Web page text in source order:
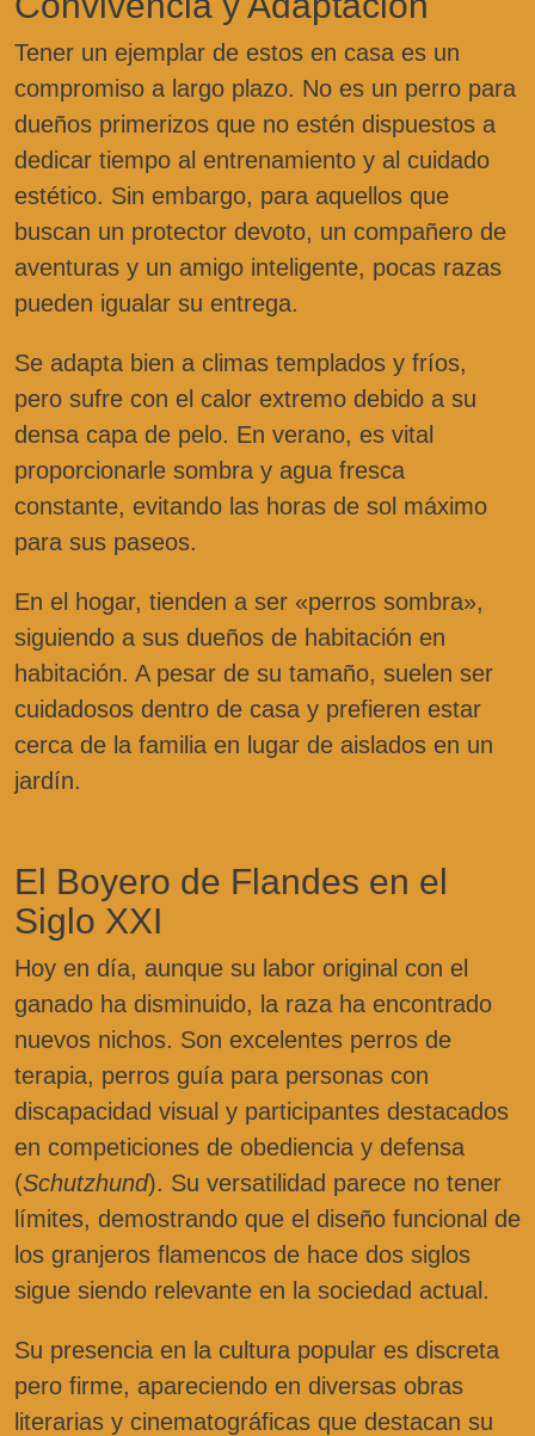
Tener un ejemplar de estos en casa es un
compromiso a largo plazo. No es un perro para
dueños primerizos que no estén dispuestos a
dedicar tiempo al entrenamiento y al cuidado
estético. Sin embargo, para aquellos que
buscan un protector devoto, un compañero de
aventuras y un amigo inteligente, pocas razas
pueden igualar su entrega.
Se adapta bien a climas templados y fríos,
pero sufre con el calor extremo debido a su
densa capa de pelo. En verano, es vital
proporcionarle sombra y agua fresca
constante, evitando las horas de sol máximo
para sus paseos.
En el hogar, tienden a ser «perros sombra»,
siguiendo a sus dueños de habitación en
habitación. A pesar de su tamaño, suelen ser
cuidadosos dentro de casa y prefieren estar
cerca de la familia en lugar de aislados en un
jardín.
El Boyero de Flandes en el
Siglo XXI
Hoy en día, aunque su labor original con el
ganado ha disminuido, la raza ha encontrado
nuevos nichos. Son excelentes perros de
terapia, perros guía para personas con
discapacidad visual y participantes destacados
en competiciones de obediencia y defensa
(Schutzhund). Su versatilidad parece no tener
límites, demostrando que el diseño funcional de
los granjeros flamencos de hace dos siglos
sigue siendo relevante en la sociedad actual.
Su presencia en la cultura popular es discreta
pero firme, apareciendo en diversas obras
literarias y cinematográficas que destacan su